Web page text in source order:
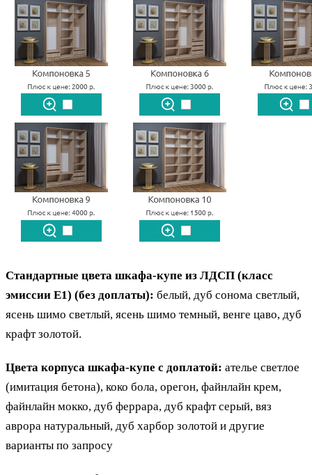
Стандартные цвета шкафа-купе из ЛДСП (класс
эмиссии E1) (без доплаты): белый, дуб сонома светлый,
ясень шимо светлый, ясень шимо темный, венге цаво, дуб
крафт золотой.
Цвета корпуса шкафа-купе с доплатой: ателье светлое
(имитация бетона), коко бола, орегон, файнлайн крем,
файнлайн мокко, дуб феррара, дуб крафт серый, вяз
аврора натуральный, дуб харбор золотой и другие
варианты по запросу